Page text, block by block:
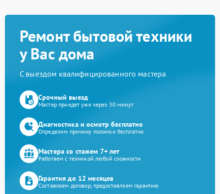
Ремонт бытовой техники
у Вас дома
С выездом квалифицированного мастера
Срочный выезд
Мастер приедет уже через 30 минут
Диагностика и осмотр бесплатно
Определим причину поломки бесплатно
Мастера со стажем 7+ лет
Работаем с техникой любой сложности
Гарантия до 12 месяцев
Составляем договор, предоставляем гарантию